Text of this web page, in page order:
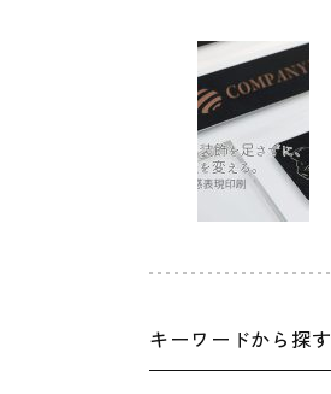
キーワードから探す